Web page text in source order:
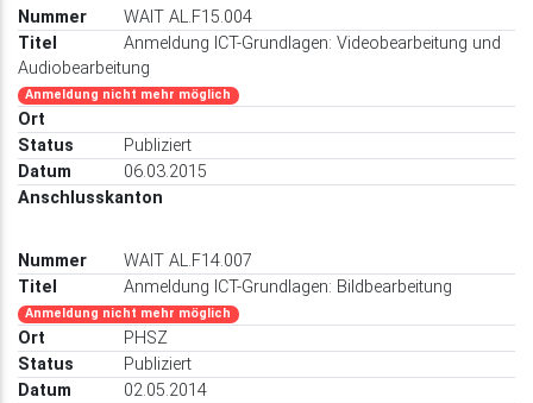
WAIT AL.F15.004
Anmeldung ICT-Grundlagen: Videobearbeitung und
Audiobearbeitung
Anmeldung nicht mehr möglich
Publiziert
06.03.2015
WAIT AL.F14.007
Anmeldung ICT-Grundlagen: Bildbearbeitung
Anmeldung nicht mehr möglich
PHSZ
Publiziert
02.05.2014